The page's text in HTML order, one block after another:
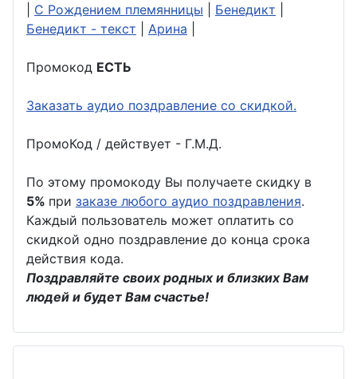
С Рождением племянницы Бенедикт
Бенедикт - текст
Арина
Промокод ЕСТЬ
Заказать аудио поздравление со скидкой.
ПромоКод / действует - Г.М.Д.
По этому промокоду Вы получаете скидку в
5% при заказе любого аудио поздравления.
Каждый пользователь может оплатить со
скидкой одно поздравление до конца срока
действия кода.
Поздравляйте своих родных и близких Вам
людей и будет Вам счастье!